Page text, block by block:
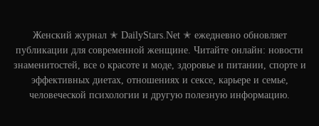
Женский журнал ✭ DailyStars.Net ✭ ежедневно обновляет
публикации для современной женщине. Читайте онлайн: новости
знаменитостей, все о красоте и моде, здоровье и питании, спорте и
эффективных диетах, отношениях и сексе, карьере и семье,
человеческой психологии и другую полезную информацию.